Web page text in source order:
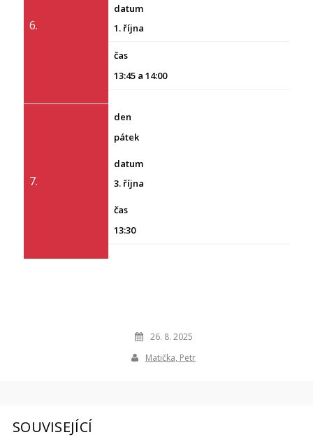
6. 1. října
13:45 a 14:00
7.
pátek
3. října
13:30
26. 8. 2025
Matička, Petr
SOUVISEJÍCÍ